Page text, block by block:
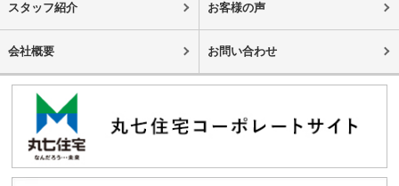
スタッフ紹介 お客様の声
会社概要 お問い合わせ